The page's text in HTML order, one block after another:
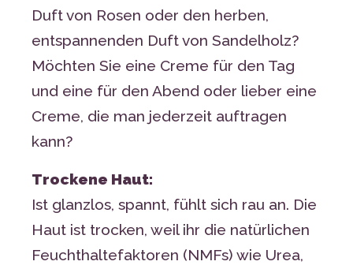
Duft von Rosen oder den herben,
entspannenden Duft von Sandelholz?
Möchten Sie eine Creme für den Tag
und eine für den Abend oder lieber eine
Creme, die man jederzeit auftragen
kann?
Trockene Haut:
Ist glanzlos, spannt, fühlt sich rau an. Die
Haut ist trocken, weil ihr die natürlichen
Feuchthaltefaktoren (NMFs) wie Urea,